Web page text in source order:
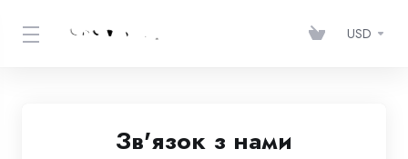
USD
Зв'язок з нами